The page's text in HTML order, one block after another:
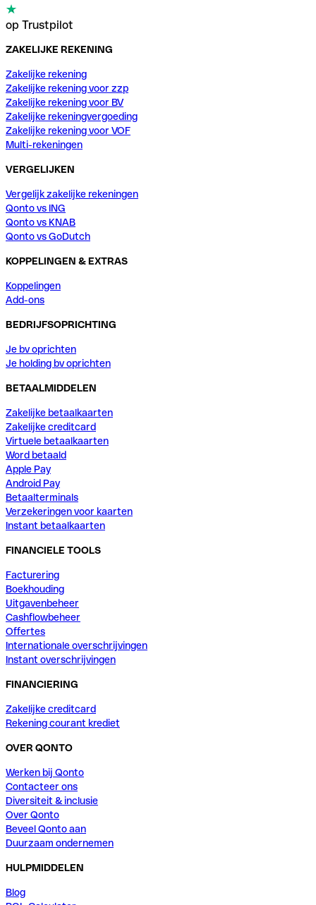
op Trustpilot
ZAKELIJKE REKENING
Zakelijke rekening
Zakelijke rekening voor zzp
Zakelijke rekening voor BV
Zakelijke rekeningvergoeding
Zakelijke rekening voor VOF
Multi-rekeningen
VERGELIJKEN
Vergelijk zakelijke rekeningen
Qonto vs ING
Qonto vs KNAB
Qonto vs GoDutch
KOPPELINGEN & EXTRAS
Koppelingen
Add-ons
BEDRIJFSOPRICHTING
Je bv oprichten
Je holding bv oprichten
BETAALMIDDELEN
Zakelijke betaalkaarten
Zakelijke creditcard
Virtuele betaalkaarten
Word betaald
Apple Pay
Android Pay
Betaalterminals
Verzekeringen voor kaarten
Instant betaalkaarten
FINANCIELE TOOLS
Facturering
Boekhouding
Uitgavenbeheer
Cashflowbeheer
Offertes
Internationale overschrijvingen
Instant overschrijvingen
FINANCIERING
Zakelijke creditcard
Rekening courant krediet
OVER QONTO
Werken bij Qonto
Contacteer ons
Diversiteit & inclusie
Over Qonto
Beveel Qonto aan
Duurzaam ondernemen
HULPMIDDELEN
Blog